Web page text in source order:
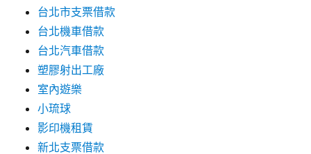
台北市支票借款
台北機車借款
台北汽車借款
塑膠射出工廠
室內遊樂
小琉球
影印機租賃
新北支票借款